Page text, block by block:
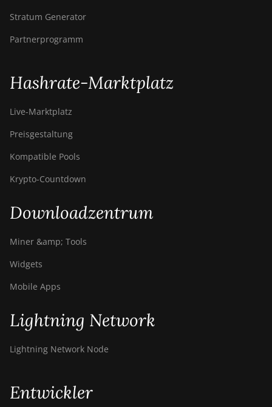
Stratum Generator
Partnerprogramm
Hashrate-Marktplatz
Live-Marktplatz
Preisgestaltung
Kompatible Pools
Krypto-Countdown
Downloadzentrum
Miner &amp; Tools
Widgets
Mobile Apps
Lightning Network
Lightning Network Node
Entwickler